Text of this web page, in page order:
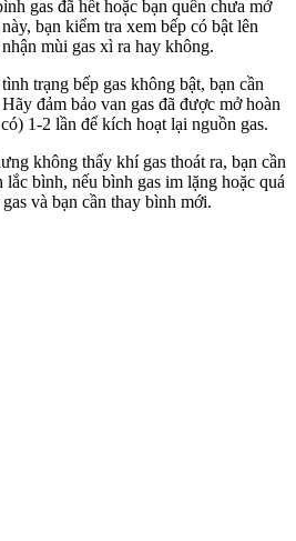
gas đã hết hoặc bạn quên chưa mở
bạn kiểm tra xem bếp có bật lên
mùi gas xì ra hay không.
trạng bếp gas không bật, bạn cần
đảm bảo van gas đã được mở hoàn
1-2 lần để kích hoạt lại nguồn gas.
không thấy khí gas thoát ra, bạn cần
lắc bình, nếu bình gas im lặng hoặc quá
và bạn cần thay bình mới.